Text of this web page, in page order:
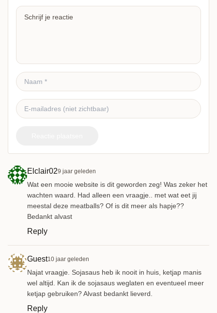
Elclair029 jaar geleden
Wat een mooie website is dit geworden zeg! Was zeker het
wachten waard. Had alleen een vraagje.. met wat eet jij
meestal deze meatballs? Of is dit meer als hapje??
Bedankt alvast
Reply
Guest10 jaar geleden
Najat vraagje. Sojasaus heb ik nooit in huis, ketjap manis
wel altijd. Kan ik de sojasaus weglaten en eventueel meer
ketjap gebruiken? Alvast bedankt lieverd.
Reply